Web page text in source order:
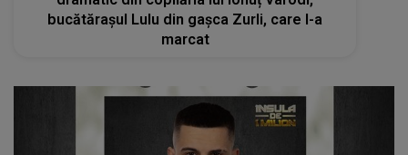
bucătărașul Lulu din gașca Zurli, care l-a
marcat